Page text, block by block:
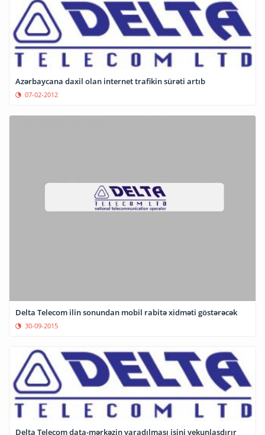
Azərbaycana daxil olan internet trafikin sürəti artıb
07-02-2012
Delta Telecom ilin sonundan mobil rabitə xidməti göstərəcək
30-09-2015
Delta Telecom data-mərkəzin yaradılması işini yekunlaşdırır